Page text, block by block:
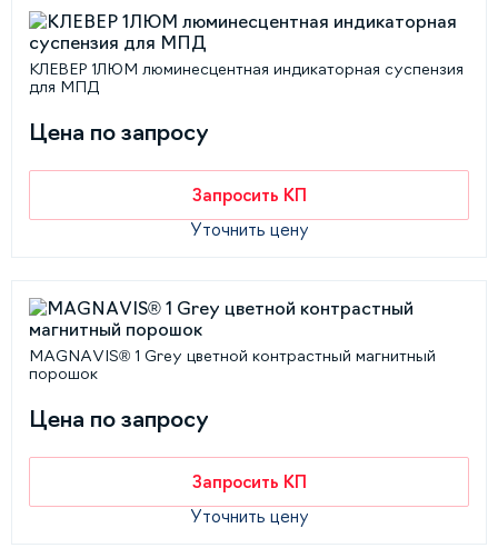
КЛЕВЕР 1ЛЮМ люминесцентная индикаторная суспензия
для МПД
Цена по запросу
Запросить КП
Уточнить цену
MAGNAVIS® 1 Grey цветной контрастный магнитный
порошок
Цена по запросу
Запросить КП
Уточнить цену